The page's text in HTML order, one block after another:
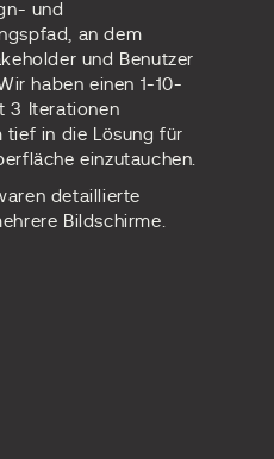
und
an dem
und Benutzer
haben einen 1-10-
3 Iterationen
tief in die Lösung für
einzutauchen.
detaillierte
Bildschirme.